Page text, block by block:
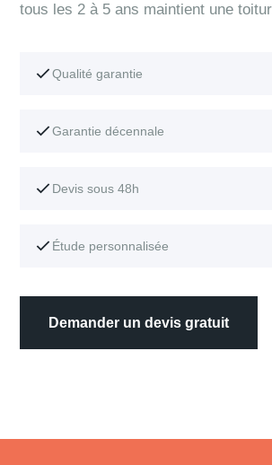
tous les 2 à 5 ans maintient une
Qualité garantie
Garantie décennale
Devis sous 48h
Étude personnalisée
Demander un devis gratuit